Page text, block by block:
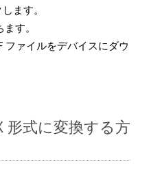
ます。
す。
ファイルをデバイスにダウ
形式に変換する方